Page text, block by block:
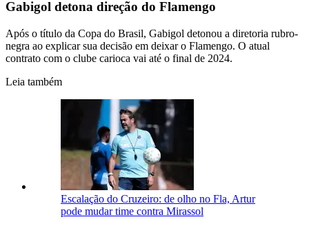
Gabigol detona direção do Flamengo
Após o título da Copa do Brasil, Gabigol detonou a diretoria rubro-
negra ao explicar sua decisão em deixar o Flamengo. O atual
contrato com o clube carioca vai até o final de 2024.
Leia também
Escalação do Cruzeiro: de olho no Fla, Artur
pode mudar time contra Mirassol